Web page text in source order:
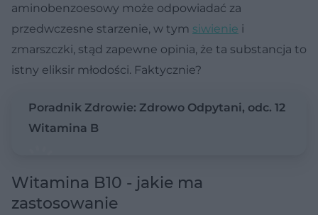
aminobenzoesowy może odpowiadać za
przedwczesne starzenie, w tym siwienie i
zmarszczki, stąd zapewne opinia, że ta substancja to
istny eliksir młodości. Faktycznie?
Poradnik Zdrowie: Zdrowo Odpytani, odc. 12
Witamina B
Witamina B10 - jakie ma
zastosowanie